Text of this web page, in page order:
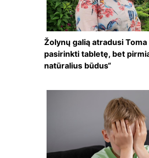
Žolynų galią atradusi Toma
pasirinkti tabletę, bet
natūralius būdus“